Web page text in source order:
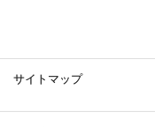
サイトマップ